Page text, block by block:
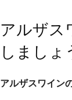
アルザス
しましょ
アルザスワイン